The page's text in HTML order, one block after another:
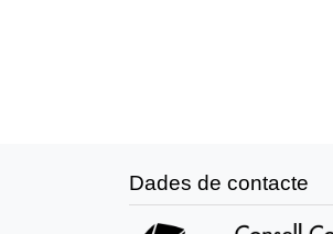
Dades de contacte